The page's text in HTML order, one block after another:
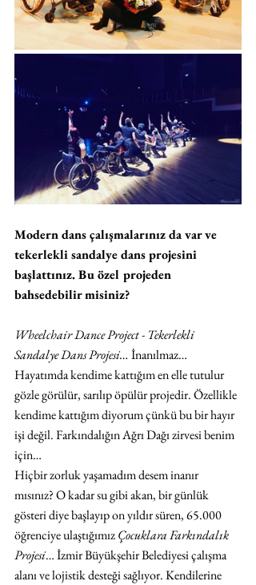
Modern dans çalışmalarınız da var ve
tekerlekli sandalye dans projesini
başlattınız. Bu özel projeden
bahsedebilir misiniz?
Wheelchair Dance Project - Tekerlekli
Sandalye Dans Projesi… İnanılmaz…
Hayatımda kendime kattığım en elle tutulur
gözle görülür, sarılıp öpülür projedir. Özellikle
kendime kattığım diyorum çünkü bu bir hayır
işi değil. Farkındalığın Ağrı Dağı zirvesi benim
için…
Hiçbir zorluk yaşamadım desem inanır
mısınız? O kadar su gibi akan, bir günlük
gösteri diye başlayıp on yıldır süren, 65.000
öğrenciye ulaştığımız Çocuklara Farkındalık
Projesi… İzmir Büyükşehir Belediyesi çalışma
alanı ve lojistik desteği sağlıyor. Kendilerine